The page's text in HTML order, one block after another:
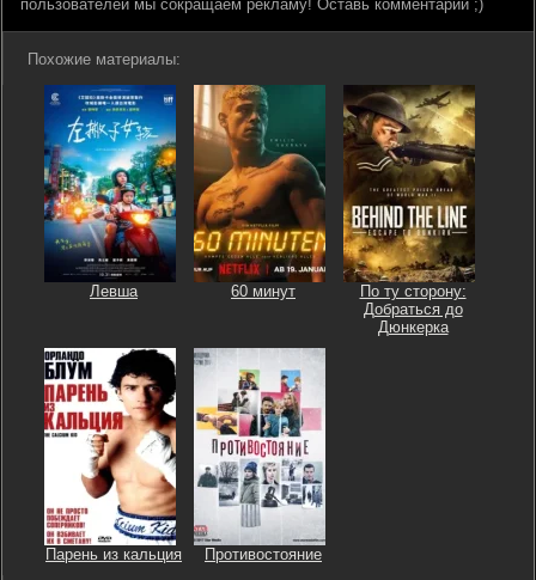
пользователей мы сокращаем рекламу! Оставь комментарий ;)
Похожие материалы:
Левша 60 минут
По ту сторону:
Добраться до
Дюнкерка
Парень из кальция Противостояние